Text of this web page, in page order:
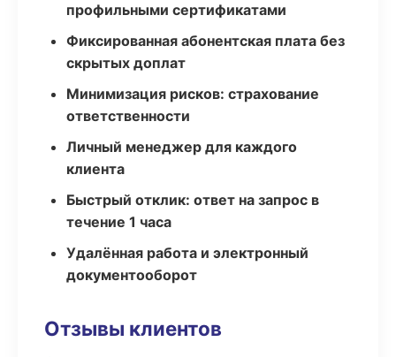
профильными сертификатами
Фиксированная абонентская плата без
скрытых доплат
Минимизация рисков: страхование
ответственности
Личный менеджер для каждого
клиента
Быстрый отклик: ответ на запрос в
течение 1 часа
Удалённая работа и электронный
документооборот
Отзывы клиентов